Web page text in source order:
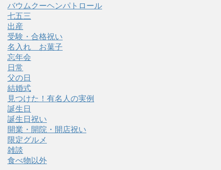
バウムクーヘンパトロール
七五三
出産
受験・合格祝い
名入れ お菓子
忘年会
日常
父の日
結婚式
見つけた！有名人の実例
誕生日
誕生日祝い
開業・開院・開店祝い
限定グルメ
雑談
食べ物以外